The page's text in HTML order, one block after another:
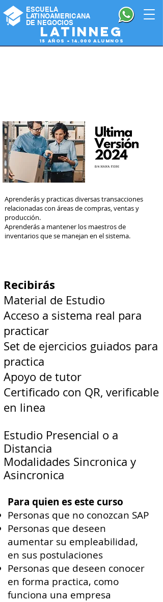
latinneg
ESCUELA
LATINOAMERICANA
DE NEGOCIOS
15 años + 14.000 alumnos
Aprenderás y practicas diversas transacciones
relacionadas con áreas de compras, ventas y
producción.
Aprenderás a mantener los maestros de
inventarios que se manejan en el sistema.
Recibirás
Material de Estudio
Acceso a sistema real para
practicar
Set de ejercicios guiados para
practica
Apoyo de tutor
Certificado con QR, verificable
en linea
Estudio Presencial o a
Distancia
Modalidades Sincronica y
Asincronica
Para quien es este curso
Personas que no conozcan SAP
Personas que deseen
aumentar su empleabilidad,
en sus postulaciones
Personas que deseen conocer
en forma practica, como
funciona una empresa